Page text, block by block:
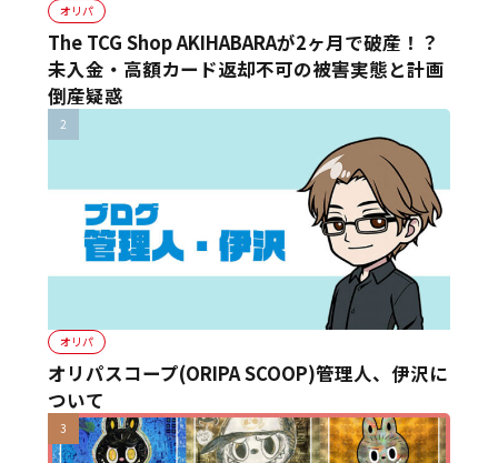
オリパ
The TCG Shop AKIHABARAが2ヶ月で破産！？
未入金・高額カード返却不可の被害実態と計画
倒産疑惑
オリパ
オリパスコープ(ORIPA SCOOP)管理人、伊沢に
ついて